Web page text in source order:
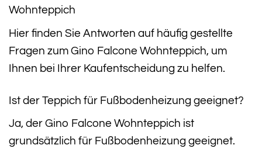
Wohnteppich
Hier finden Sie Antworten auf häufig gestellte
Fragen zum Gino Falcone Wohnteppich, um
Ihnen bei Ihrer Kaufentscheidung zu helfen.
Ist der Teppich für Fußbodenheizung geeignet?
Ja, der Gino Falcone Wohnteppich ist
grundsätzlich für Fußbodenheizung geeignet.